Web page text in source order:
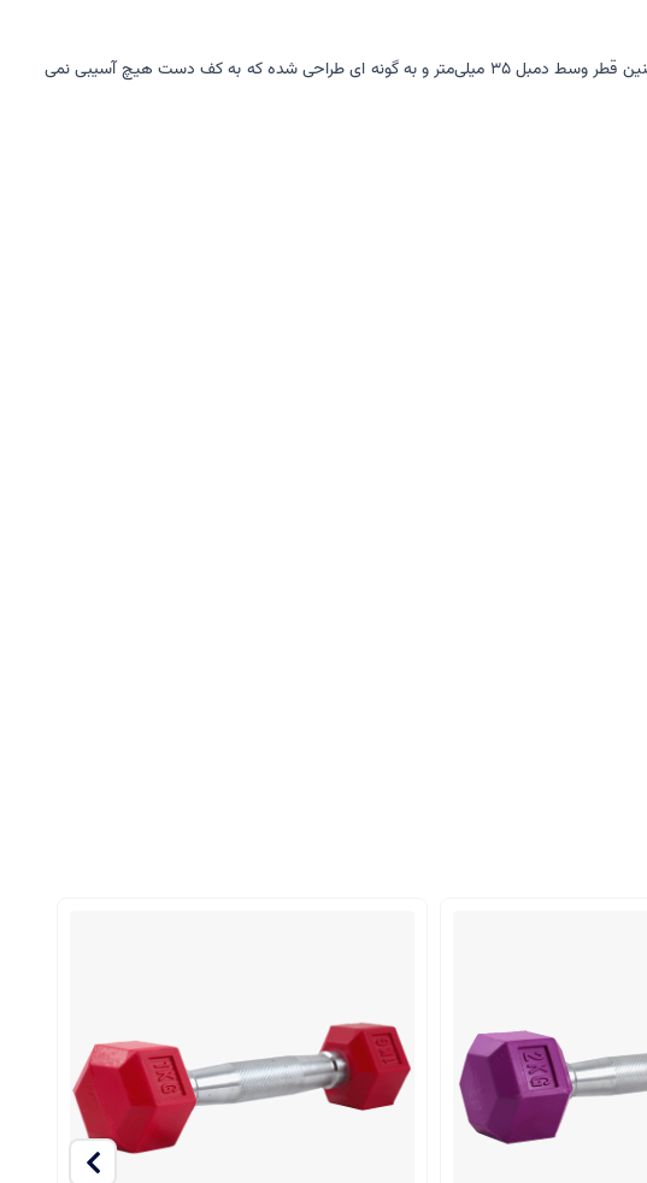
جنس فلزی دارد روی آن از لاستیک مقاوم و نرم پوشیده شده که از آسیب به ورزشکار جلوگیری می‌کند. هچنین قطر وسط دمبل 35 میلی‌متر و به گونه ای طراحی شده که به کف دست هیچ آسیبی نمی